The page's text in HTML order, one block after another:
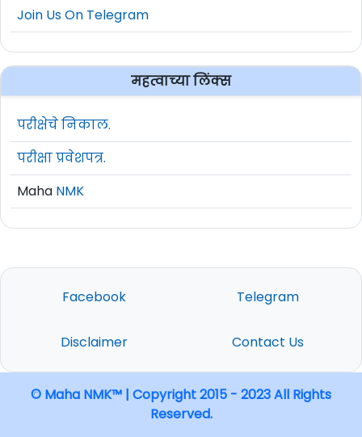
Join Us On Telegram
महत्वाच्या लिंक्स
परीक्षेचे निकाल.
परीक्षा प्रवेशपत्र.
Maha NMK
Facebook Telegram
Disclaimer Contact Us
© Maha NMK™ | Copyright 2015 - 2023 All Rights
Reserved.